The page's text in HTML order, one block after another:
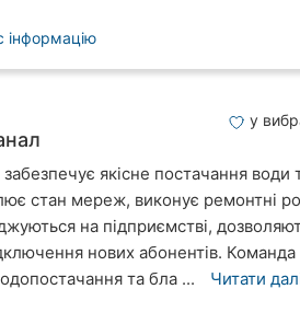
інформацію
у
якісне постачання води
стан мереж, виконує ремонтні
на підприємстві,
нових абонентів.
та бла ...
Читати